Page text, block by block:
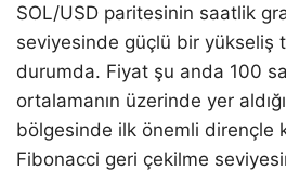
SOL/USD paritesinin saatlik
seviyesinde güçlü bir yükseliş
durumda. Fiyat şu anda 100
ortalamanın üzerinde yer
bölgesinde ilk önemli dirençle
Fibonacci geri çekilme